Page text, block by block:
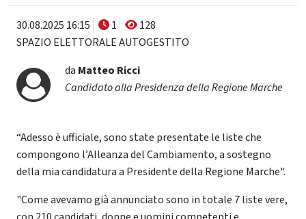
30.08.2025 16:15 1
128
SPAZIO ELETTORALE AUTOGESTITO
da Matteo Ricci
Candidato alla Presidenza della Regione Marche
“Adesso è ufficiale, sono state presentate le liste che
compongono l’Alleanza del Cambiamento, a sostegno
della mia candidatura a Presidente della Regione Marche".
"Come avevamo già annunciato sono in totale 7 liste vere,